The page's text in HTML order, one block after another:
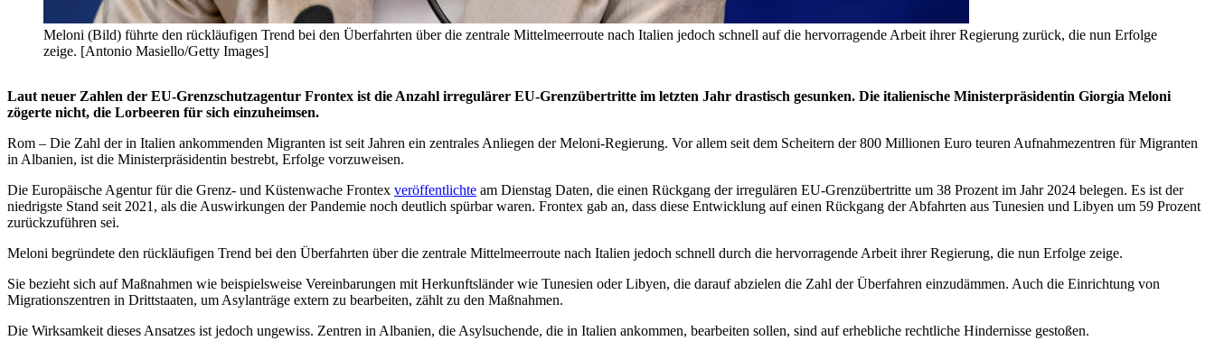
Meloni (Bild) führte den rückläufigen Trend bei den Überfahrten über die zentrale Mittelmeerroute nach Italien jedoch schnell auf die hervorragende Arbeit ihrer Regierung zurück, die nun Erfolge
zeige. [Antonio Masiello/Getty Images]
Laut neuer Zahlen der EU-Grenzschutzagentur Frontex ist die Anzahl irregulärer EU-Grenzübertritte im letzten Jahr drastisch gesunken. Die italienische Ministerpräsidentin Giorgia Meloni
zögerte nicht, die Lorbeeren für sich einzuheimsen.
Rom – Die Zahl der in Italien ankommenden Migranten ist seit Jahren ein zentrales Anliegen der Meloni-Regierung. Vor allem seit dem Scheitern der 800 Millionen Euro teuren Aufnahmezentren für Migranten
in Albanien, ist die Ministerpräsidentin bestrebt, Erfolge vorzuweisen.
Die Europäische Agentur für die Grenz- und Küstenwache Frontex veröffentlichte am Dienstag Daten, die einen Rückgang der irregulären EU-Grenzübertritte um 38 Prozent im Jahr 2024 belegen. Es ist der
niedrigste Stand seit 2021, als die Auswirkungen der Pandemie noch deutlich spürbar waren. Frontex gab an, dass diese Entwicklung auf einen Rückgang der Abfahrten aus Tunesien und Libyen um 59 Prozent
zurückzuführen sei.
Meloni begründete den rückläufigen Trend bei den Überfahrten über die zentrale Mittelmeerroute nach Italien jedoch schnell durch die hervorragende Arbeit ihrer Regierung, die nun Erfolge zeige.
Sie bezieht sich auf Maßnahmen wie beispielsweise Vereinbarungen mit Herkunftsländer wie Tunesien oder Libyen, die darauf abzielen die Zahl der Überfahren einzudämmen. Auch die Einrichtung von
Migrationszentren in Drittstaaten, um Asylanträge extern zu bearbeiten, zählt zu den Maßnahmen.
Die Wirksamkeit dieses Ansatzes ist jedoch ungewiss. Zentren in Albanien, die Asylsuchende, die in Italien ankommen, bearbeiten sollen, sind auf erhebliche rechtliche Hindernisse gestoßen.